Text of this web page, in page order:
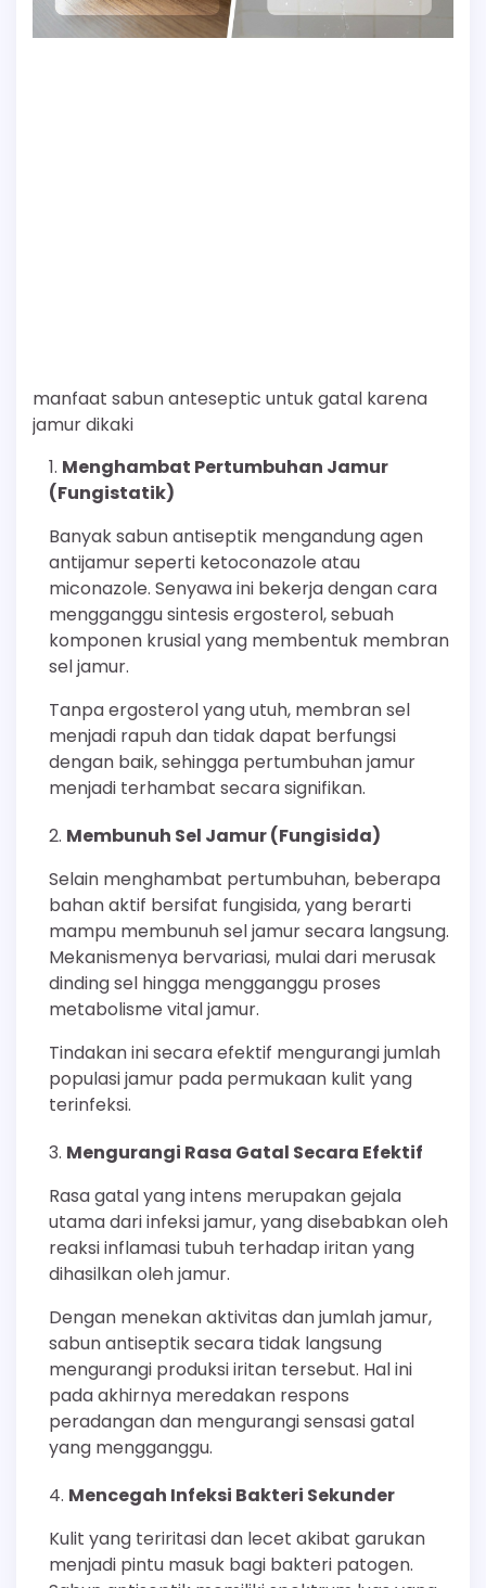
manfaat sabun anteseptic untuk gatal karena
jamur dikaki
Menghambat Pertumbuhan Jamur
(Fungistatik)
Banyak sabun antiseptik mengandung agen
antijamur seperti ketoconazole atau
miconazole. Senyawa ini bekerja dengan cara
mengganggu sintesis ergosterol, sebuah
komponen krusial yang membentuk membran
sel jamur.
Tanpa ergosterol yang utuh, membran sel
menjadi rapuh dan tidak dapat berfungsi
dengan baik, sehingga pertumbuhan jamur
menjadi terhambat secara signifikan.
Membunuh Sel Jamur (Fungisida)
Selain menghambat pertumbuhan, beberapa
bahan aktif bersifat fungisida, yang berarti
mampu membunuh sel jamur secara langsung.
Mekanismenya bervariasi, mulai dari merusak
dinding sel hingga mengganggu proses
metabolisme vital jamur.
Tindakan ini secara efektif mengurangi jumlah
populasi jamur pada permukaan kulit yang
terinfeksi.
Mengurangi Rasa Gatal Secara Efektif
Rasa gatal yang intens merupakan gejala
utama dari infeksi jamur, yang disebabkan oleh
reaksi inflamasi tubuh terhadap iritan yang
dihasilkan oleh jamur.
Dengan menekan aktivitas dan jumlah jamur,
sabun antiseptik secara tidak langsung
mengurangi produksi iritan tersebut. Hal ini
pada akhirnya meredakan respons
peradangan dan mengurangi sensasi gatal
yang mengganggu.
Mencegah Infeksi Bakteri Sekunder
Kulit yang teriritasi dan lecet akibat garukan
menjadi pintu masuk bagi bakteri patogen.